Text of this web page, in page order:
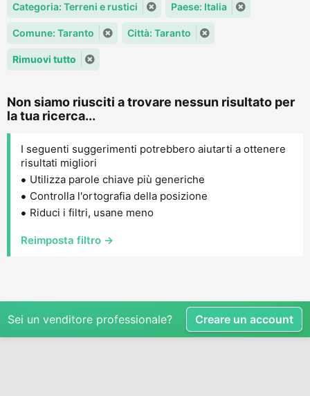
Categoria: Terreni e rustici Paese: Italia
Comune: Taranto Città: Taranto
Rimuovi tutto
Non siamo riusciti a trovare nessun risultato per
la tua ricerca...
I seguenti suggerimenti potrebbero aiutarti a ottenere
risultati migliori
Utilizza parole chiave più generiche
Controlla l'ortografia della posizione
Riduci i filtri, usane meno
Reimposta filtro →
Sei un venditore professionale? Creare un account